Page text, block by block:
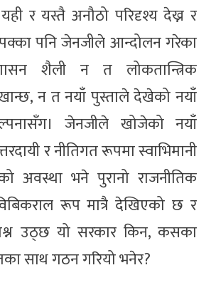
र यस्तै अनौठो परिदृश्य देख्न र
पनि जेनजीले आन्दोलन गरेका
शैली न त लोकतान्त्रिक
न त नयाँ पुस्ताले देखेको नयाँ
जेनजीले खोजेको नयाँ
र नीतिगत रूपमा स्वाभिमानी
अवस्था भने पुरानो राजनीतिक
रूप मात्रै देखिएको छ र
उठ्छ यो सरकार किन, कसका
साथ गठन गरियो भनेर?